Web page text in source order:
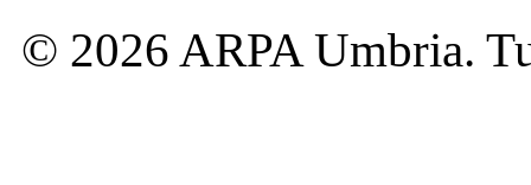
© 2026 ARPA Umbria.